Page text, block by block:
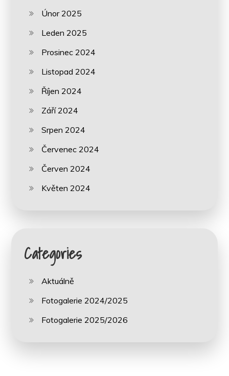
Únor 2025
Leden 2025
Prosinec 2024
Listopad 2024
Říjen 2024
Září 2024
Srpen 2024
Červenec 2024
Červen 2024
Květen 2024
Categories
Aktuálně
Fotogalerie 2024/2025
Fotogalerie 2025/2026